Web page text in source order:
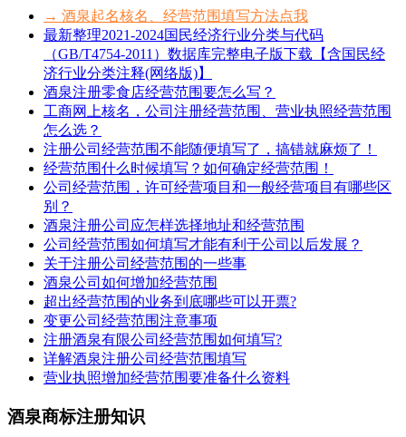
→ 酒泉起名核名、经营范围填写方法点我
最新整理2021-2024国民经济行业分类与代码
（GB/T4754-2011）数据库完整电子版下载【含国民经
济行业分类注释(网络版)】
酒泉注册零食店经营范围要怎么写？
工商网上核名，公司注册经营范围、营业执照经营范围
怎么选？
注册公司经营范围不能随便填写了，搞错就麻烦了！
经营范围什么时候填写？如何确定经营范围！
公司经营范围，许可经营项目和一般经营项目有哪些区
别？
酒泉注册公司应怎样选择地址和经营范围
公司经营范围如何填写才能有利于公司以后发展？
关于注册公司经营范围的一些事
酒泉公司如何增加经营范围
超出经营范围的业务到底哪些可以开票?
变更公司经营范围注意事项
注册酒泉有限公司经营范围如何填写?
详解酒泉注册公司经营范围填写
营业执照增加经营范围要准备什么资料
酒泉商标注册知识